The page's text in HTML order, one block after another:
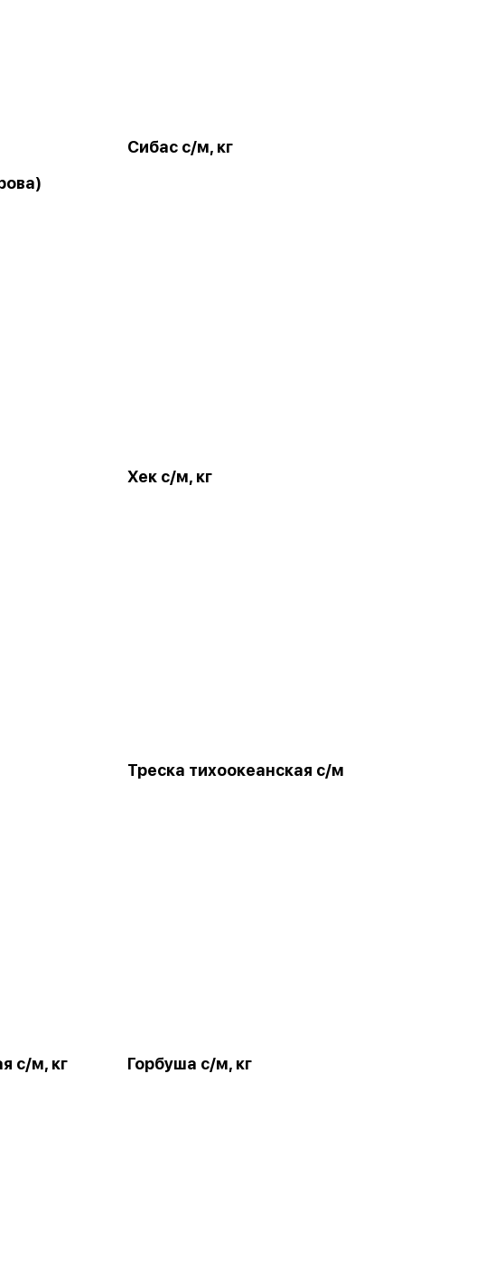
Сибас с/м, кг
Хек с/м, кг
Треска тихоокеанская с/м
с/м, кг Горбуша с/м, кг